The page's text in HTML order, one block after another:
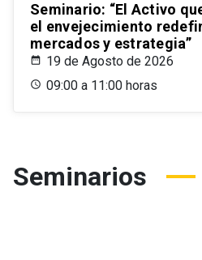
Seminario: “El Activo
el envejecimiento
mercados y estrategia”
19 de Agosto de 2026
09:00 a 11:00 horas
Seminarios